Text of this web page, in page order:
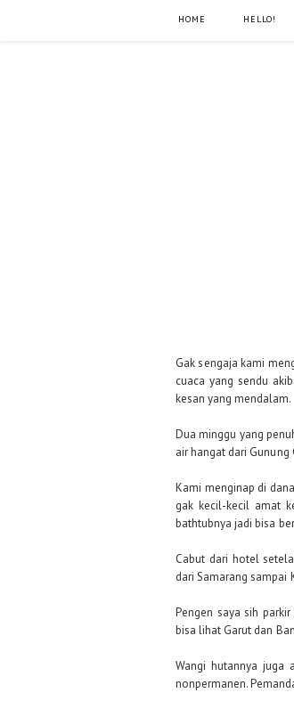
HOME HELLO!
Gak sengaja kami
cuaca yang sendu
kesan yang mendalam.
Dua minggu yang
air hangat dari
Kami menginap di
gak kecil-kecil amat
bathtubnya jadi bisa
Cabut dari hotel
dari Samarang sampai
Pengen saya sih
bisa lihat Garut dan
Wangi hutannya juga
nonpermanen.